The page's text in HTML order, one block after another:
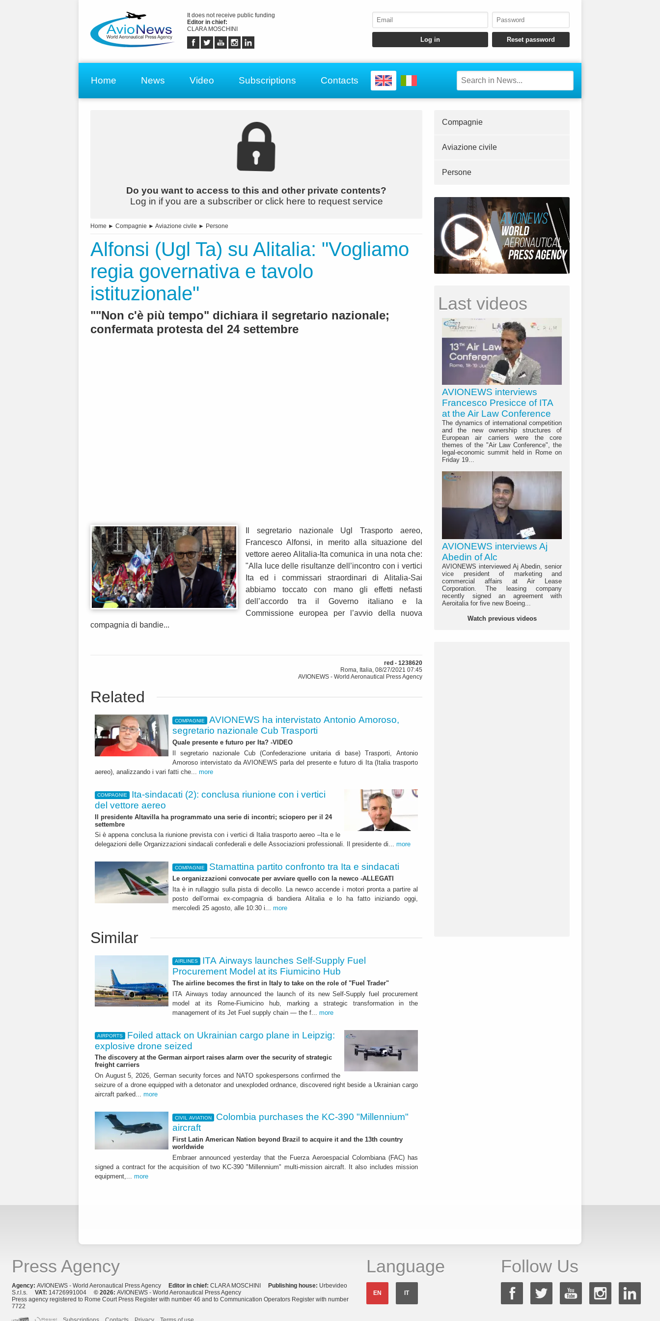
It does not receive public funding
Editor in chief:
CLARA MOSCHINI
Home News Video Subscriptions Contacts
Do you want to access to this and other private contents?
Log in if you are a subscriber or click here to request service
Home ► Compagnie ► Aviazione civile ► Persone
Alfonsi (Ugl Ta) su Alitalia: "Vogliamo
regia governativa e tavolo
istituzionale"
""Non c'è più tempo" dichiara il segretario nazionale;
confermata protesta del 24 settembre
Il segretario nazionale Ugl Trasporto aereo,
Francesco Alfonsi, in merito alla situazione del
vettore aereo Alitalia-Ita comunica in una nota che:
"Alla luce delle risultanze dell’incontro con i vertici
Ita ed i commissari straordinari di Alitalia-Sai
abbiamo toccato con mano gli effetti nefasti
dell’accordo tra il Governo italiano e la
Commissione europea per l’avvio della nuova
compagnia di bandie...
red - 1238620
Roma, Italia, 08/27/2021 07:45
AVIONEWS - World Aeronautical Press Agency
Related
COMPAGNIE
AVIONEWS ha intervistato Antonio Amoroso,
segretario nazionale Cub Trasporti
Quale presente e futuro per Ita? -VIDEO
Il segretario nazionale Cub (Confederazione unitaria di base) Trasporti, Antonio
Amoroso intervistato da AVIONEWS parla del presente e futuro di Ita (Italia trasporto
aereo), analizzando i vari fatti che... more
COMPAGNIE
Ita-sindacati (2): conclusa riunione con i vertici
del vettore aereo
Il presidente Altavilla ha programmato una serie di incontri; sciopero per il 24
settembre
Si è appena conclusa la riunione prevista con i vertici di Italia trasporto aereo –Ita e le
delegazioni delle Organizzazioni sindacali confederali e delle Associazioni professionali. Il presidente di... more
COMPAGNIE Stamattina partito confronto tra Ita e sindacati
Le organizzazioni convocate per avviare quello con la newco -ALLEGATI
Ita è in rullaggio sulla pista di decollo. La newco accende i motori pronta a partire al
posto dell'ormai ex-compagnia di bandiera Alitalia e lo ha fatto iniziando oggi,
mercoledì 25 agosto, alle 10:30 i... more
Similar
AIRLINES
ITA Airways launches Self-Supply Fuel
Procurement Model at its Fiumicino Hub
The airline becomes the first in Italy to take on the role of "Fuel Trader"
ITA Airways today announced the launch of its new Self-Supply fuel procurement
model at its Rome-Fiumicino hub, marking a strategic transformation in the
management of its Jet Fuel supply chain — the f... more
AIRPORTS
Foiled attack on Ukrainian cargo plane in Leipzig:
explosive drone seized
The discovery at the German airport raises alarm over the security of strategic
freight carriers
On August 5, 2026, German security forces and NATO spokespersons confirmed the
seizure of a drone equipped with a detonator and unexploded ordnance, discovered right beside a Ukrainian cargo
aircraft parked... more
CIVIL AVIATION
Colombia purchases the KC-390 "Millennium"
aircraft
First Latin American Nation beyond Brazil to acquire it and the 13th country
worldwide
Embraer announced yesterday that the Fuerza Aeroespacial Colombiana (FAC) has
signed a contract for the acquisition of two KC-390 "Millennium" multi-mission aircraft. It also includes mission
equipment,... more
Compagnie
Aviazione civile
Persone
Last videos
AVIONEWS interviews
Francesco Presicce of ITA
at the Air Law Conference
The dynamics of international competition
and the new ownership structures of
European air carriers were the core
themes of the "Air Law Conference", the
legal-economic summit held in Rome on
Friday 19...
AVIONEWS interviews Aj
Abedin of Alc
AVIONEWS interviewed Aj Abedin, senior
vice president of marketing and
commercial affairs at Air Lease
Corporation. The leasing company
recently signed an agreement with
Aeroitalia for five new Boeing...
Watch previous videos
Press Agency
Agency: AVIONEWS - World Aeronautical Press Agency Editor in chief: CLARA MOSCHINI Publishing house: Urbevideo
S.r.l.s. VAT: 14726991004 © 2026: AVIONEWS - World Aeronautical Press Agency
Press agency registered to Rome Court Press Register with number 46 and to Communication Operators Register with number
7722
Language
EN IT
Follow Us